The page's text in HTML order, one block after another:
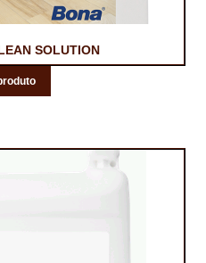
SOLUTION